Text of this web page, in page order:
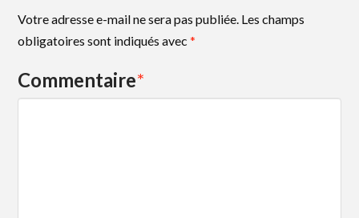
Votre adresse e-mail ne sera pas publiée. Les champs
obligatoires sont indiqués avec*
Commentaire*